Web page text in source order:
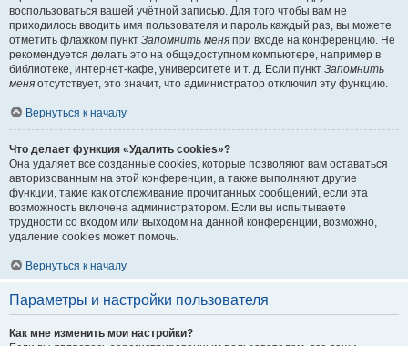
воспользоваться вашей учётной записью. Для того чтобы вам не
приходилось вводить имя пользователя и пароль каждый раз, вы можете
отметить флажком пункт Запомнить меня при входе на конференцию. Не
рекомендуется делать это на общедоступном компьютере, например в
библиотеке, интернет-кафе, университете и т. д. Если пункт Запомнить
меня отсутствует, это значит, что администратор отключил эту функцию.
Вернуться к началу
Что делает функция «Удалить cookies»?
Она удаляет все созданные cookies, которые позволяют вам оставаться
авторизованным на этой конференции, а также выполняют другие
функции, такие как отслеживание прочитанных сообщений, если эта
возможность включена администратором. Если вы испытываете
трудности со входом или выходом на данной конференции, возможно,
удаление cookies может помочь.
Вернуться к началу
Параметры и настройки пользователя
Как мне изменить мои настройки?